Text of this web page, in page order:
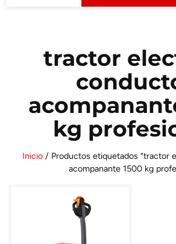
tractor
kg
Inicio / Productos etiquetados “tractor
acompanante 1500 kg